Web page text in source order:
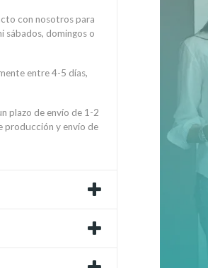
con nosotros para
sábados, domingos o
entre 4-5 días,
plazo de envío de 1-2
producción y envío de